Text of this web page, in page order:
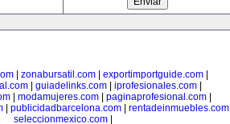
| zonabursatil.com| exportimportguide.com|
guiadelinks.com iprofesionales.com
modamujeres.com paginaprofesional.com
| publicidadbarcelona.com| rentadeinmuebles.com|
seleccionmexico.com|